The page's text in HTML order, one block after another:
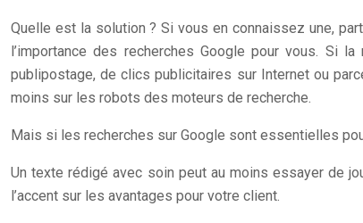
Quelle est la solution ? Si vous en connaissez une,
l’importance des recherches Google pour vous. Si
publipostage, de clics publicitaires sur Internet ou
moins sur les robots des moteurs de recherche.
Mais si les recherches sur Google sont essentielles
Un texte rédigé avec soin peut au moins essayer de
l’accent sur les avantages pour votre client.